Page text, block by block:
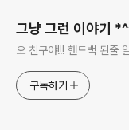
그냥 그런 이야기
오 친구야!!! 핸드백 된줄
구독하기